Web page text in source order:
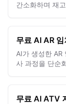
간소화하며 재
무료 AI AR
AI가 생성한 AR
사 과정을 단순
무료 AI ATV